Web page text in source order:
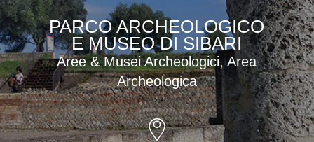
PARCO ARCHEOLOGICO
E MUSEO DI SIBARI
Aree & Musei Archeologici, Area
Archeologica